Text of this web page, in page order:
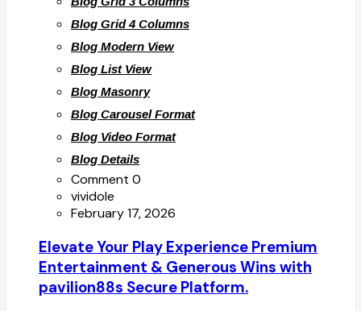
Blog Grid 4 Columns
Blog Modern View
Blog List View
Blog Masonry
Blog Carousel Format
Blog Video Format
Blog Details
Comment 0
vividole
February 17, 2026
Elevate Your Play Experience Premium
Entertainment & Generous Wins with
pavilion88s Secure Platform.